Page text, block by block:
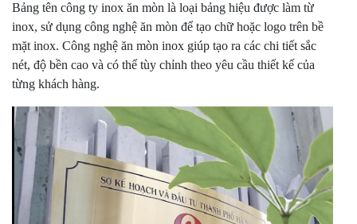
Bảng tên công ty inox ăn mòn là loại bảng hiệu được làm từ
inox, sử dụng công nghệ ăn mòn để tạo chữ hoặc logo trên bề
mặt inox. Công nghệ ăn mòn inox giúp tạo ra các chi tiết sắc
nét, độ bền cao và có thể tùy chỉnh theo yêu cầu thiết kế của
từng khách hàng.